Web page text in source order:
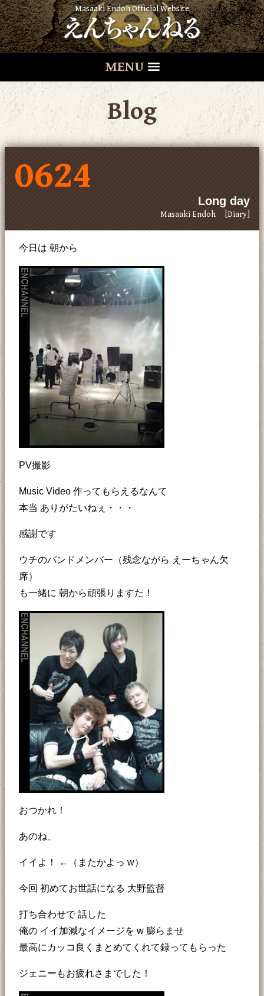
Masaaki Endoh Official Website
MENU
Blog
0624
Long day
Masaaki Endoh [Diary]
今日は 朝から
PV撮影
Music Video 作ってもらえるなんて
本当 ありがたいねぇ・・・
感謝です
ウチのバンドメンバー（残念ながら えーちゃん欠
席）
も一緒に 朝から頑張りますた！
おつかれ！
あのね、
イイよ！ ←（またかよっ w）
今回 初めてお世話になる 大野監督
打ち合わせで 話した
俺の イイ加減なイメージを w 膨らませ
最高にカッコ良くまとめてくれて録ってもらった
ジェニーもお疲れさまでした！